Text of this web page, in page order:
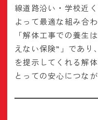
線道路沿い・学校近
よって最適な組み合
「解体工事での養生
えない保険”」であり
を提示してくれる解
とっての安心につなが